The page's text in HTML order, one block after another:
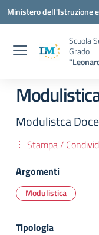
Vai ai contenuti
Vai al menu di navigazione
Vai al footer
Ministero dell'Istruzione
Scuola
Grado
Modulistca
Stampa /
Argomenti
Modulistica
Tipologia